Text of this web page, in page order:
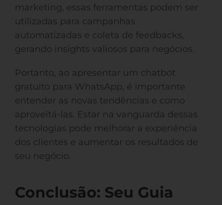
marketing, essas ferramentas podem ser
utilizadas para campanhas
automatizadas e coleta de feedbacks,
gerando insights valiosos para negócios.
Portanto, ao apresentar um chatbot
gratuito para WhatsApp, é importante
entender as novas tendências e como
aproveitá-las. Estar na vanguarda dessas
tecnologias pode melhorar a experiência
dos clientes e aumentar os resultados de
seu negócio.
Conclusão: Seu Guia